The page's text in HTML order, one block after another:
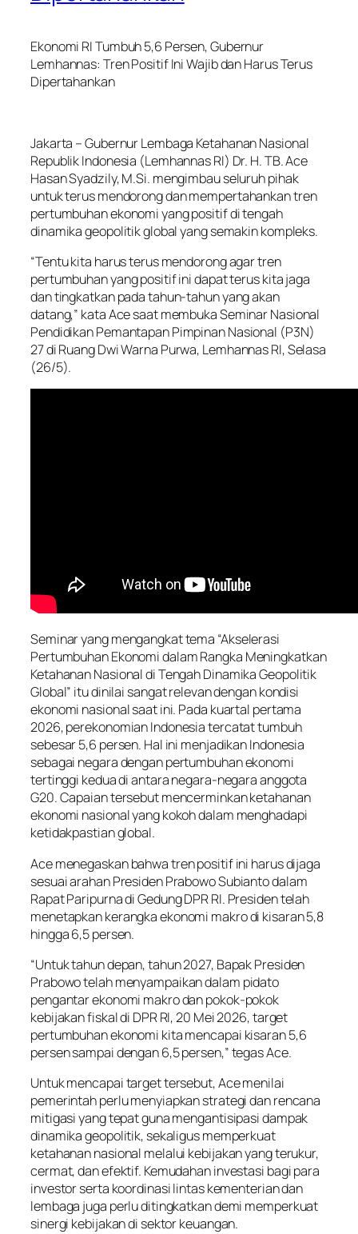
Ekonomi RI Tumbuh 5,6 Persen, Gubernur
Lemhannas: Tren Positif Ini Wajib dan Harus Terus
Dipertahankan
Jakarta – Gubernur Lembaga Ketahanan Nasional
Republik Indonesia (Lemhannas RI) Dr. H. TB. Ace
Hasan Syadzily, M.Si. mengimbau seluruh pihak
untuk terus mendorong dan mempertahankan tren
pertumbuhan ekonomi yang positif di tengah
dinamika geopolitik global yang semakin kompleks.
“Tentu kita harus terus mendorong agar tren
pertumbuhan yang positif ini dapat terus kita jaga
dan tingkatkan pada tahun-tahun yang akan
datang,” kata Ace saat membuka Seminar Nasional
Pendidikan Pemantapan Pimpinan Nasional (P3N)
27 di Ruang Dwi Warna Purwa, Lemhannas RI, Selasa
(26/5).
Seminar yang mengangkat tema “Akselerasi
Pertumbuhan Ekonomi dalam Rangka Meningkatkan
Ketahanan Nasional di Tengah Dinamika Geopolitik
Global” itu dinilai sangat relevan dengan kondisi
ekonomi nasional saat ini. Pada kuartal pertama
2026, perekonomian Indonesia tercatat tumbuh
sebesar 5,6 persen. Hal ini menjadikan Indonesia
sebagai negara dengan pertumbuhan ekonomi
tertinggi kedua di antara negara-negara anggota
G20. Capaian tersebut mencerminkan ketahanan
ekonomi nasional yang kokoh dalam menghadapi
ketidakpastian global.
Ace menegaskan bahwa tren positif ini harus dijaga
sesuai arahan Presiden Prabowo Subianto dalam
Rapat Paripurna di Gedung DPR RI. Presiden telah
menetapkan kerangka ekonomi makro di kisaran 5,8
hingga 6,5 persen.
“Untuk tahun depan, tahun 2027, Bapak Presiden
Prabowo telah menyampaikan dalam pidato
pengantar ekonomi makro dan pokok-pokok
kebijakan fiskal di DPR RI, 20 Mei 2026, target
pertumbuhan ekonomi kita mencapai kisaran 5,6
persen sampai dengan 6,5 persen,” tegas Ace.
Untuk mencapai target tersebut, Ace menilai
pemerintah perlu menyiapkan strategi dan rencana
mitigasi yang tepat guna mengantisipasi dampak
dinamika geopolitik, sekaligus memperkuat
ketahanan nasional melalui kebijakan yang terukur,
cermat, dan efektif. Kemudahan investasi bagi para
investor serta koordinasi lintas kementerian dan
lembaga juga perlu ditingkatkan demi memperkuat
sinergi kebijakan di sektor keuangan.